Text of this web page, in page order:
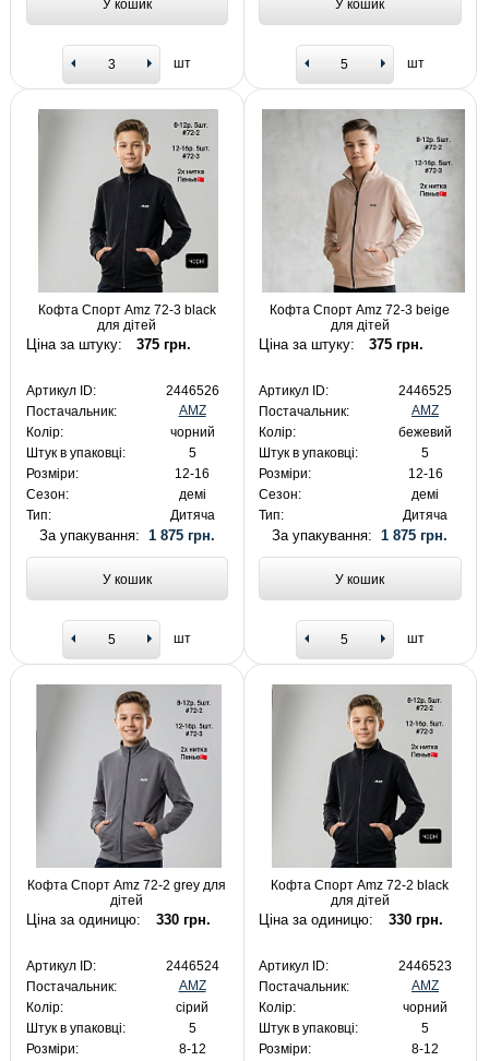
У кошик
шт
У кошик
шт
Кофта Спорт Amz 72-3 black
для дітей
Ціна за штуку: 375 грн.
Артикул ID:
2446526
Постачальник:
AMZ
Колір:
чорний
Штук в упаковці:
5
Розміри:
12-16
Сезон:
демі
Тип:
Дитяча
За упакування: 1 875 грн.
У кошик
шт
Кофта Спорт Amz 72-3 beige
для дітей
Ціна за штуку: 375 грн.
Артикул ID:
2446525
Постачальник:
AMZ
Колір:
бежевий
Штук в упаковці:
5
Розміри:
12-16
Сезон:
демі
Тип:
Дитяча
За упакування:1 875 грн.
У кошик
шт
Кофта Спорт Amz 72-2 grey для
дітей
Ціна за одиницю: 330 грн.
Артикул ID:
2446524
Постачальник:
AMZ
Колір:
сірий
Штук в упаковці:
5
Розміри:
8-12
Кофта Спорт Amz 72-2 black
для дітей
Ціна за одиницю: 330 грн.
Артикул ID:
2446523
Постачальник:
AMZ
Колір:
чорний
Штук в упаковці:
5
Розміри:
8-12